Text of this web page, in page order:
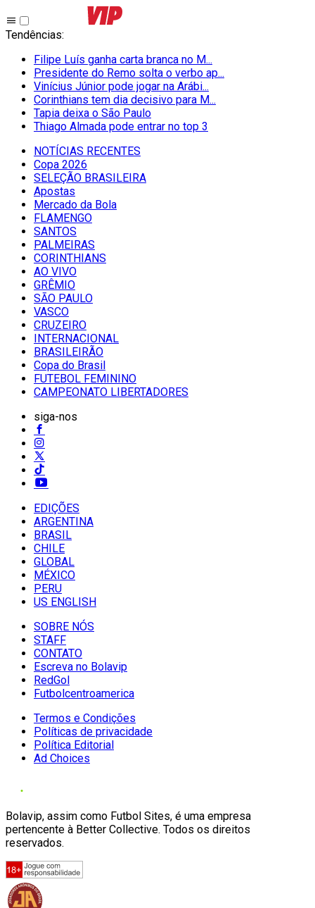
Tendências:
Filipe Luís ganha carta branca no M...
Presidente do Remo solta o verbo ap...
Vinícius Júnior pode jogar na Arábi...
Corinthians tem dia decisivo para M...
Tapia deixa o São Paulo
Thiago Almada pode entrar no top 3
NOTÍCIAS RECENTES
Copa 2026
SELEÇÃO BRASILEIRA
Apostas
Mercado da Bola
FLAMENGO
SANTOS
PALMEIRAS
CORINTHIANS
AO VIVO
GRÊMIO
SĀO PAULO
VASCO
CRUZEIRO
INTERNACIONAL
BRASILEIRÃO
Copa do Brasil
FUTEBOL FEMININO
CAMPEONATO LIBERTADORES
siga-nos
EDIÇÕES
ARGENTINA
BRASIL
CHILE
GLOBAL
MÉXICO
PERU
US ENGLISH
SOBRE NÓS
STAFF
CONTATO
Escreva no Bolavip
RedGol
Futbolcentroamerica
Termos e Condições
Políticas de privacidade
Política Editorial
Ad Choices
Bolavip, assim como Futbol Sites, é uma empresa
pertencente à Better Collective. Todos os direitos
reservados.